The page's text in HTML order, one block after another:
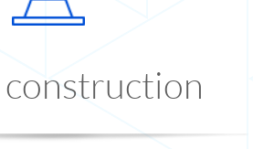
construction